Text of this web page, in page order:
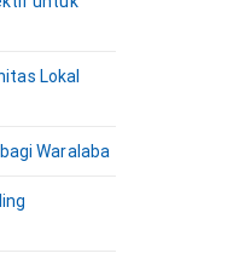
Lokal
Waralaba